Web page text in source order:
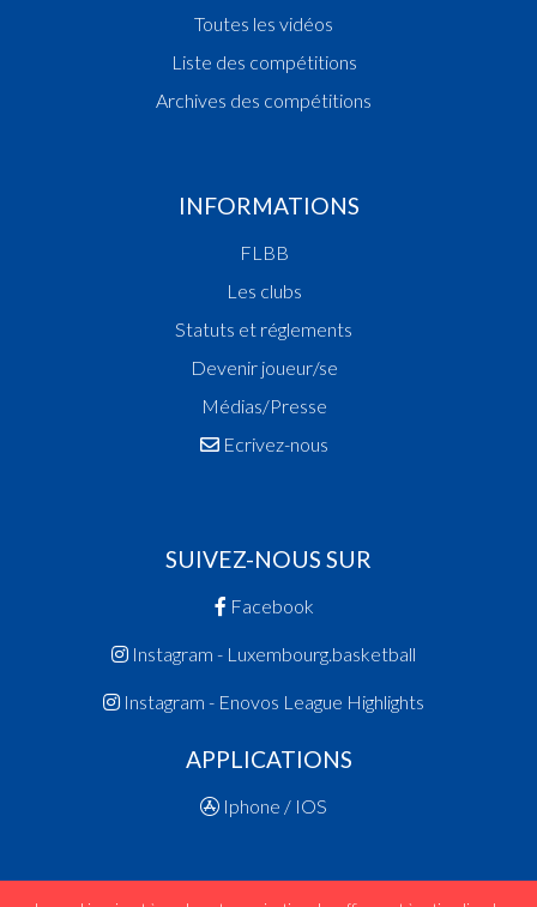
Toutes les vidéos
Liste des compétitions
Archives des compétitions
INFORMATIONS
FLBB
Les clubs
Statuts et réglements
Devenir joueur/se
Médias/Presse
Ecrivez-nous
SUIVEZ-NOUS SUR
Facebook
Instagram - Luxembourg.basketball
Instagram - Enovos League Highlights
APPLICATIONS
Iphone / IOS